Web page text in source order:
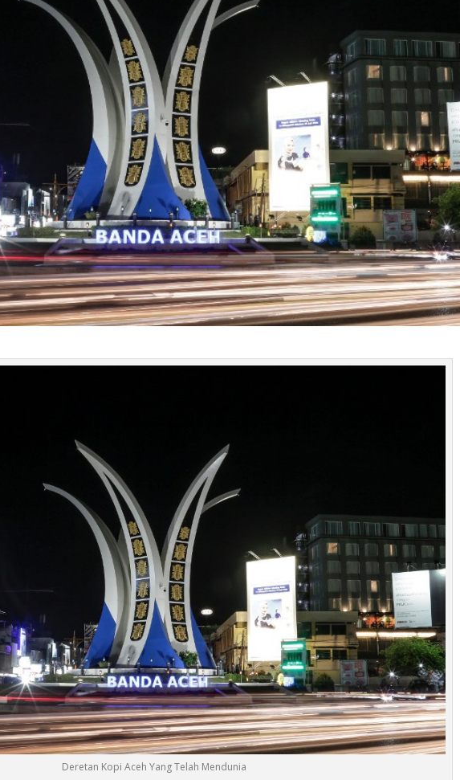
Deretan Kopi Aceh Yang Telah Mendunia